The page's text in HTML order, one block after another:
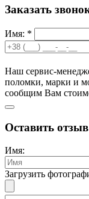
Заказать
Имя: *
Наш сервис-
поломки, марки и
сообщим Вам
Оставить отзыв
Имя:
Загрузить